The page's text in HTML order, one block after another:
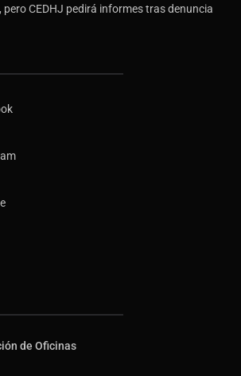
pero CEDHJ pedirá informes tras denuncia
de Oficinas